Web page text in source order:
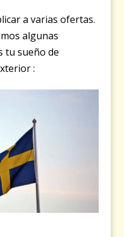
a varias ofertas.
algunas
tu sueño de
: